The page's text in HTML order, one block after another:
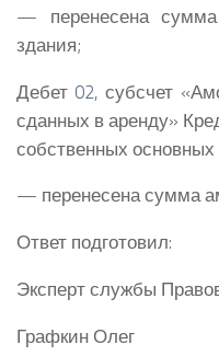
— перенесена сумма
здания;
Дебет 02, субсчет
сданных в аренду»
собственных основных
— перенесена сумма
Ответ подготовил:
Эксперт службы
Графкин Олег